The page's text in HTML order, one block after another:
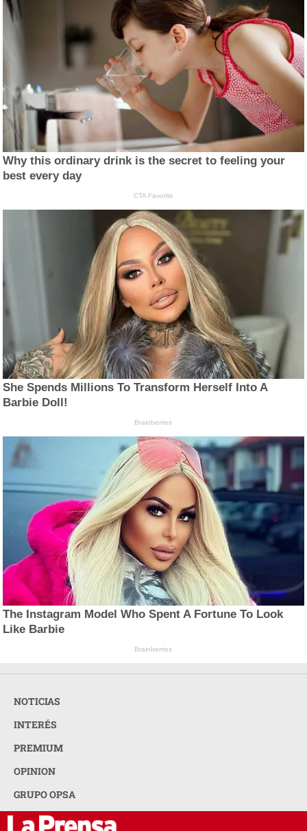
Why this ordinary drink is the secret to feeling your
best every day
CTA Favorite
She Spends Millions To Transform Herself Into A
Barbie Doll!
Brainberries
The Instagram Model Who Spent A Fortune To Look
Like Barbie
Brainberries
NOTICIAS
INTERÉS
PREMIUM
OPINION
GRUPO OPSA